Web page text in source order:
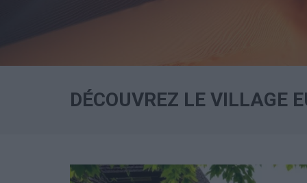
DÉCOUVREZ LE VILLAGE